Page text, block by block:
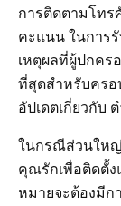
การติดตามโท
คะแนน ในการ
เหตุผลที่ผู้ปกค
ที่สุดสำหรับครอ
อัปเดตเกี่ยวกับ
ในกรณีส่วนให
คุณรักเพื่อติดตั้ง
หมายจะต้องมีก